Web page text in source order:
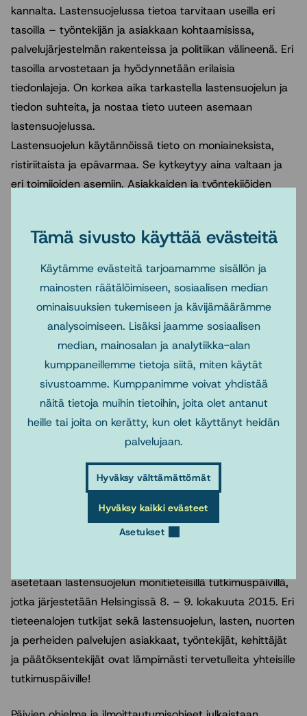
Tämä sivusto käyttää evästeitä
Käytämme evästeitä tarjoamamme sisällön ja
mainosten räätälöimiseen, sosiaalisen median
ominaisuuksien tukemiseen ja kävijämäärämme
analysoimiseen. Lisäksi jaamme sosiaalisen
median, mainosalan ja analytiikka-alan
kumppaneillemme tietoja siitä, miten käytät
sivustoamme. Kumppanimme voivat yhdistää
näitä tietoja muihin tietoihin, joita olet antanut
heille tai joita on kerätty, kun olet käyttänyt heidän
palvelujaan.
Hyväksy välttämättömät
Hyväksy kaikki evästeet
Asetukset
kannalta. Lastensuojelussa tietoa tarvitaan useilla eri
tasoilla – työntekijän ja asiakkaan kohtaamisissa,
palvelujärjestelmän rakenteissa ja politiikan välineenä. Eri
tasoilla arvostetaan ja hyödynnetään erilaisia
tiedonlajeja. On korkea aika tarkastella lastensuojelun ja
tiedon suhteita, ja nostaa tieto uuteen asemaan
lastensuojelussa.
Lastensuojelun käytännöissä tieto on moniaineksista,
ristiriitaista ja epävarmaa. Se kytkeytyy aina valtaan ja
eri toimijoiden asemiin. Asiakkaiden ja työntekijöiden
Toisinaan kokemustieto rinnastetaan tutkimustietoon tai
nostetaan sen yläpuolelle – toisinaan se ohitetaan
kokonaan. Mikä on kokemustiedon asema
tulevaisuudessa?
Järjestelmätasolla linjauksia ohjaavat useat tavoitteet.
Tutkimustiedon paikka palvelujärjestelmän
tavoitteidenasettelussa ja ratkaisuvalinnoissa on
epäselvä. Millaiset tekijät estävät ja edistävät
tutkimustiedon soveltamista järjestelmätasolla?
Myös vallitsevat arvot ja ideologiat ohjaavat
lastensuojelun tiedontuotantoa ja -käyttöä. Millaiset
virtaukset ovat vaikuttaneet lastensuojelussa tai millaiset
ovat jääneet marginaaliin. Entä millaiset tekijät ohjaavat
tämän päivän lastensuojelukäytäntöjä ja niitä koskevan
tiedon rakentumista?
asetetaan lastensuojelun monitieteisillä tutkimuspäivillä,
jotka järjestetään Helsingissä 8. – 9. lokakuuta 2015. Eri
tieteenalojen tutkijat sekä lastensuojelun, lasten, nuorten
ja perheiden palvelujen asiakkaat, työntekijät, kehittäjät
ja päätöksentekijät ovat lämpimästi tervetulleita yhteisille
tutkimuspäiville!